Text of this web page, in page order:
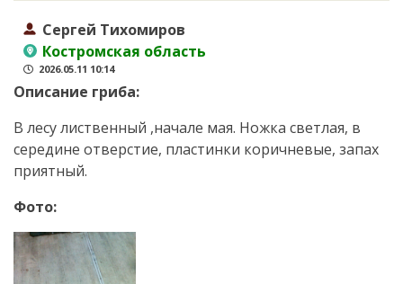
Сергей Тихомиров
Костромская область
2026.05.11 10:14
Описание гриба:
В лесу лиственный ,начале мая. Ножка светлая, в
середине отверстие, пластинки коричневые, запах
приятный.
Фото: